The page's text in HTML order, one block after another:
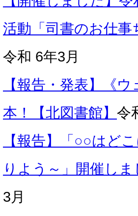
活動「司書のお仕
令和 6年3月
【報告・発表】《
本！【北図書館】 令
【報告】「○○はど
りよう～」開催し
3月